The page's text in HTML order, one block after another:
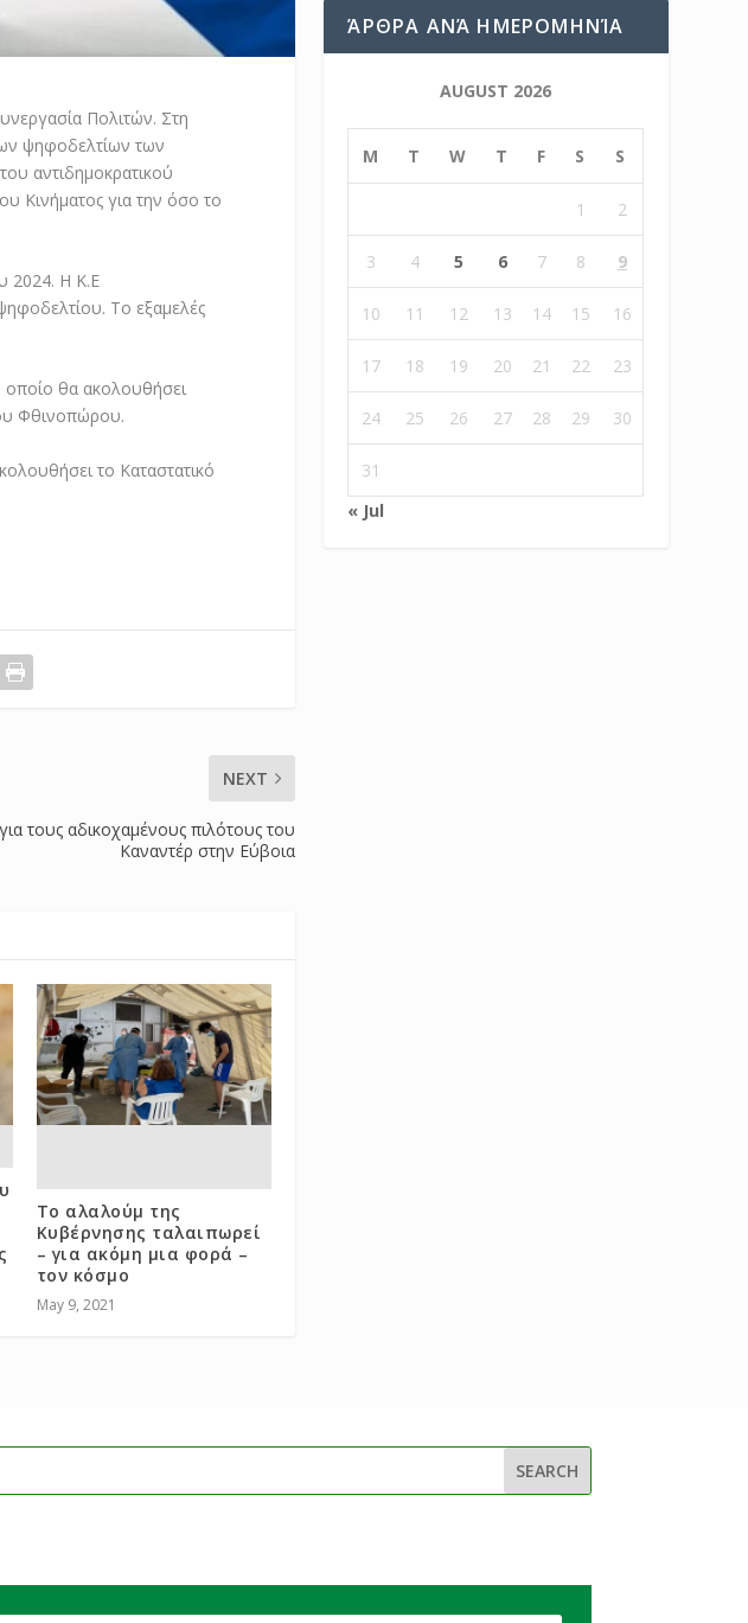
Πολιτών. Στη
ψηφοδελτίων των
αντιδημοκρατικού
Κινήματος για την όσο το
2024. Η Κ.Ε
Το εξαμελές
οποίο θα ακολουθήσει
Φθινοπώρου.
το Καταστατικό
NEXT
τους αδικοχαμένους πιλότους του
Καναντέρ στην Εύβοια
Το αλαλούμ της
Κυβέρνησης ταλαιπωρεί
– για ακόμη μια φορά –
τον κόσμο
May 9, 2021
ΆΡΘΡΑ ΑΝΆ ΗΜΕΡΟΜΗΝΊΑ
AUGUST 2026
M T W T F S S
1 2
3 4 5 6 7 8 9
10 11 12 13 14 15 16
17 18 19 20 21 22 23
24 25 26 27 28 29 30
31
« Jul